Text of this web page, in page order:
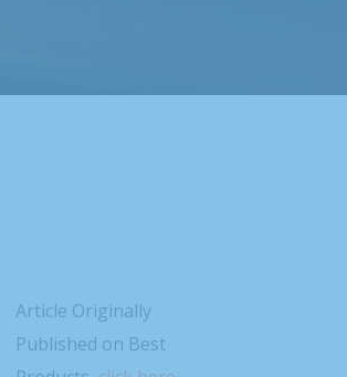
Article Originally
Published on Best